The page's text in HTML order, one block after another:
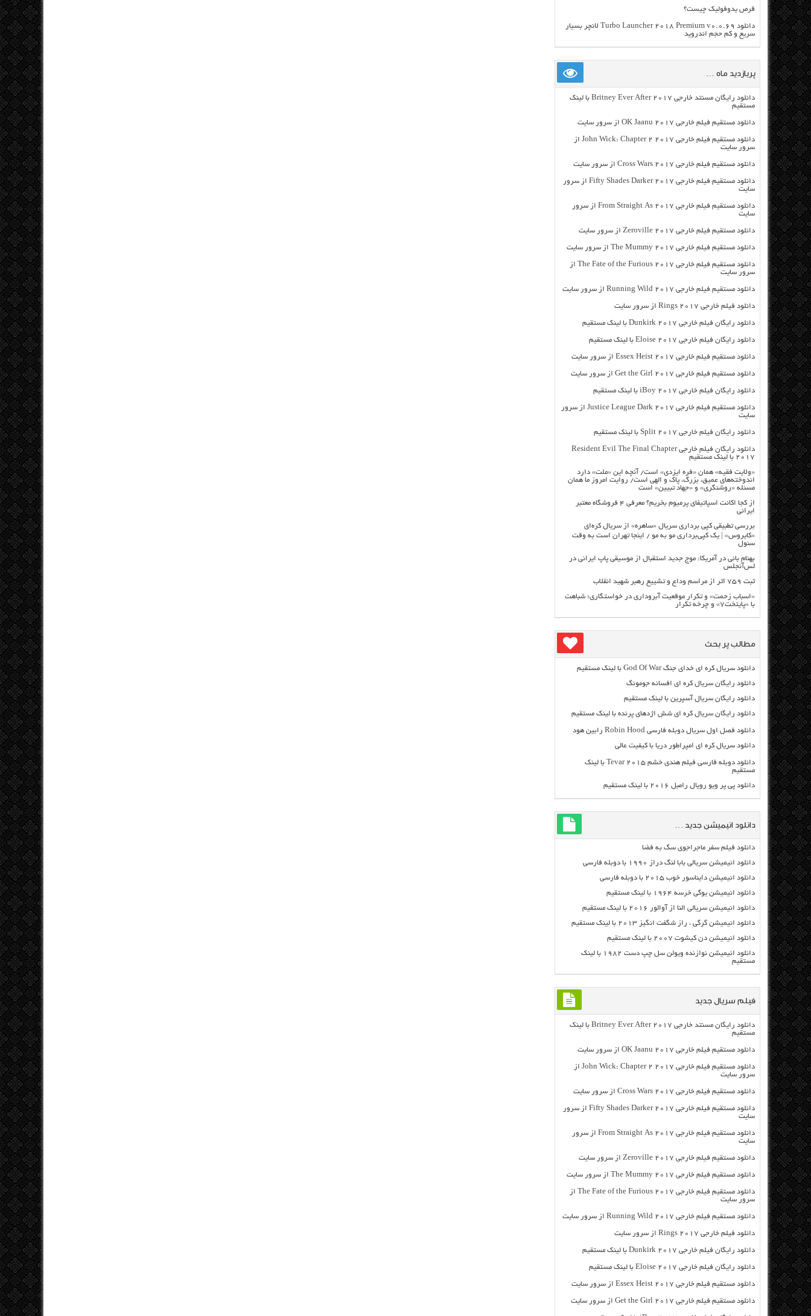
قرص یدوفولیک چیست؟
دانلود Turbo Launcher 2018 Premium v0.0.69 لانچر بسیار
سریع و کم حجم اندروید
پربازدید ماه …
دانلود رایگان مسنتد خارجی Britney Ever After 2017 با لینک
مستقیم
دانلود مستقیم فیلم خارجی OK Jaanu 2017 از سرور سایت
دانلود مستقیم فیلم خارجی John Wick: Chapter 2 2017 از
سرور سایت
دانلود مستقیم فیلم خارجی Cross Wars 2017 از سرور سایت
دانلود مستقیم فیلم خارجی Fifty Shades Darker 2017 از سرور
سایت
دانلود مستقیم فیلم خارجی From Straight As 2017 از سرور
سایت
دانلود مستقیم فیلم خارجی Zeroville 2017 از سرور سایت
دانلود مستقیم فیلم خارجی The Mummy 2017 از سرور سایت
دانلود مستقیم فیلم خارجی The Fate of the Furious 2017 از
سرور سایت
دانلود مستقیم فیلم خارجی Running Wild 2017 از سرور سایت
دانلود فیلم خارجی Rings 2017 از سرور سایت
دانلود رایگان فیلم خارجی Dunkirk 2017 با لینک مستقیم
دانلود رایگان فیلم خارجی Eloise 2017 با لینک مستقیم
دانلود مستقیم فیلم خارجی Essex Heist 2017 از سرور سایت
دانلود مستقیم فیلم خارجی Get the Girl 2017 از سرور سایت
دانلود رایگان فیلم خارجی iBoy 2017 با لینک مستقیم
دانلود مستقیم فیلم خارجی Justice League Dark 2017 از سرور
سایت
دانلود رایگان فیلم خارجی Split 2017 با لینک مستقیم
دانلود رایگان فیلم خارجی Resident Evil The Final Chapter
2017 با لینک مستقیم
«ولایت فقیه» همان «فره ایزدی» است/ آنچه این «ملت» دارد
اندوخته‌های عمیق، بزرگ، پاک و الهی است/ روایت امروز ما همان
مسئله «روشنگری» و «جهاد تبیین» است
از کجا اکانت اسپاتیفای پرمیوم بخریم؟ معرفی ۴ فروشگاه معتبر
ایرانی
بررسی تطبیقی کپی برداری سریال «ساهره» از سریال کره‌ای
«کایروس» | یک کپی‌برداری مو به مو / اینجا تهران است به وقت
سئول
بهنام بانی در آمریکا: موج جدید استقبال از موسیقی پاپ ایرانی در
لس‌آنجلس
ثبت ۷۵۹ اثر از مراسم وداع و تشییع رهبر شهید انقلاب
«اسباب زحمت» و تکرار موقعیت آبروداری در خواستگاری؛ شباهت
با «پایتخت۷» و چرخه تکرار
مطالب پر بحث
دانلود سریال کره ای خدای جنگ God Of War با لینک مستقیم
دانلود رایگان سریال کره ای افسانه جومونگ
دانلود رایگان سریال آسپرین با لینک مستقیم
دانلود رایگان سریال کره ای شش اژدهای پرنده با لینک مستقیم
دانلود فصل اول سریال دوبله فارسی Robin Hood رابین هود
دانلود سریال کره ای امپراطور دریا با کیفیت عالی
دانلود دوبله فارسی فیلم هندی خشم Tevar ۲۰۱۵ با لینک
مستقیم
دانلود پی پر ویو رویال رامبل ۲۰۱۶ با لینک مستقیم
دانلود انیمیشن جدید …
دانلود فیلم سفر ماجراجوی سگ به فضا
دانلود انیمیشن سریالی بابا لنگ دراز ۱۹۹۰ با دوبله فارسی
دانلود انیمیشن دایناسور خوب ۲۰۱۵ با دوبله فارسی
دانلود انیمیشن یوگی خرسه ۱۹۶۴ با لینک مستقیم
دانلود انیمیشن سریالی النا از آوالور ۲۰۱۶ با لینک مستقیم
دانلود انیمیشن گرگی ، راز شگفت انگیز ۲۰۱۳ با لینک مستقیم
دانلود انیمیشن دن کیشوت ۲۰۰۷ با لینک مستقیم
دانلود انیمیشن نوازنده ویولن سل چپ دست ۱۹۸۲ با لینک
مستقیم
فیلم سریال جدید
دانلود رایگان مسنتد خارجی Britney Ever After 2017 با لینک
مستقیم
دانلود مستقیم فیلم خارجی OK Jaanu 2017 از سرور سایت
دانلود مستقیم فیلم خارجی John Wick: Chapter 2 2017 از
سرور سایت
دانلود مستقیم فیلم خارجی Cross Wars 2017 از سرور سایت
دانلود مستقیم فیلم خارجی Fifty Shades Darker 2017 از سرور
سایت
دانلود مستقیم فیلم خارجی From Straight As 2017 از سرور
سایت
دانلود مستقیم فیلم خارجی Zeroville 2017 از سرور سایت
دانلود مستقیم فیلم خارجی The Mummy 2017 از سرور سایت
دانلود مستقیم فیلم خارجی The Fate of the Furious 2017 از
سرور سایت
دانلود مستقیم فیلم خارجی Running Wild 2017 از سرور سایت
دانلود فیلم خارجی Rings 2017 از سرور سایت
دانلود رایگان فیلم خارجی Dunkirk 2017 با لینک مستقیم
دانلود رایگان فیلم خارجی Eloise 2017 با لینک مستقیم
دانلود مستقیم فیلم خارجی Essex Heist 2017 از سرور سایت
دانلود مستقیم فیلم خارجی Get the Girl 2017 از سرور سایت